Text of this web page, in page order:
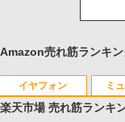
Amazon売れ筋ランキ
イヤフォン ミ
楽天市場 売れ筋ランキ